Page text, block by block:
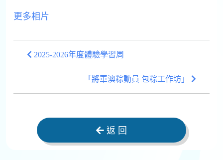
更多相片
2025-2026年度體驗學習周
「將軍澳粽動員 包粽工作坊」
返 回